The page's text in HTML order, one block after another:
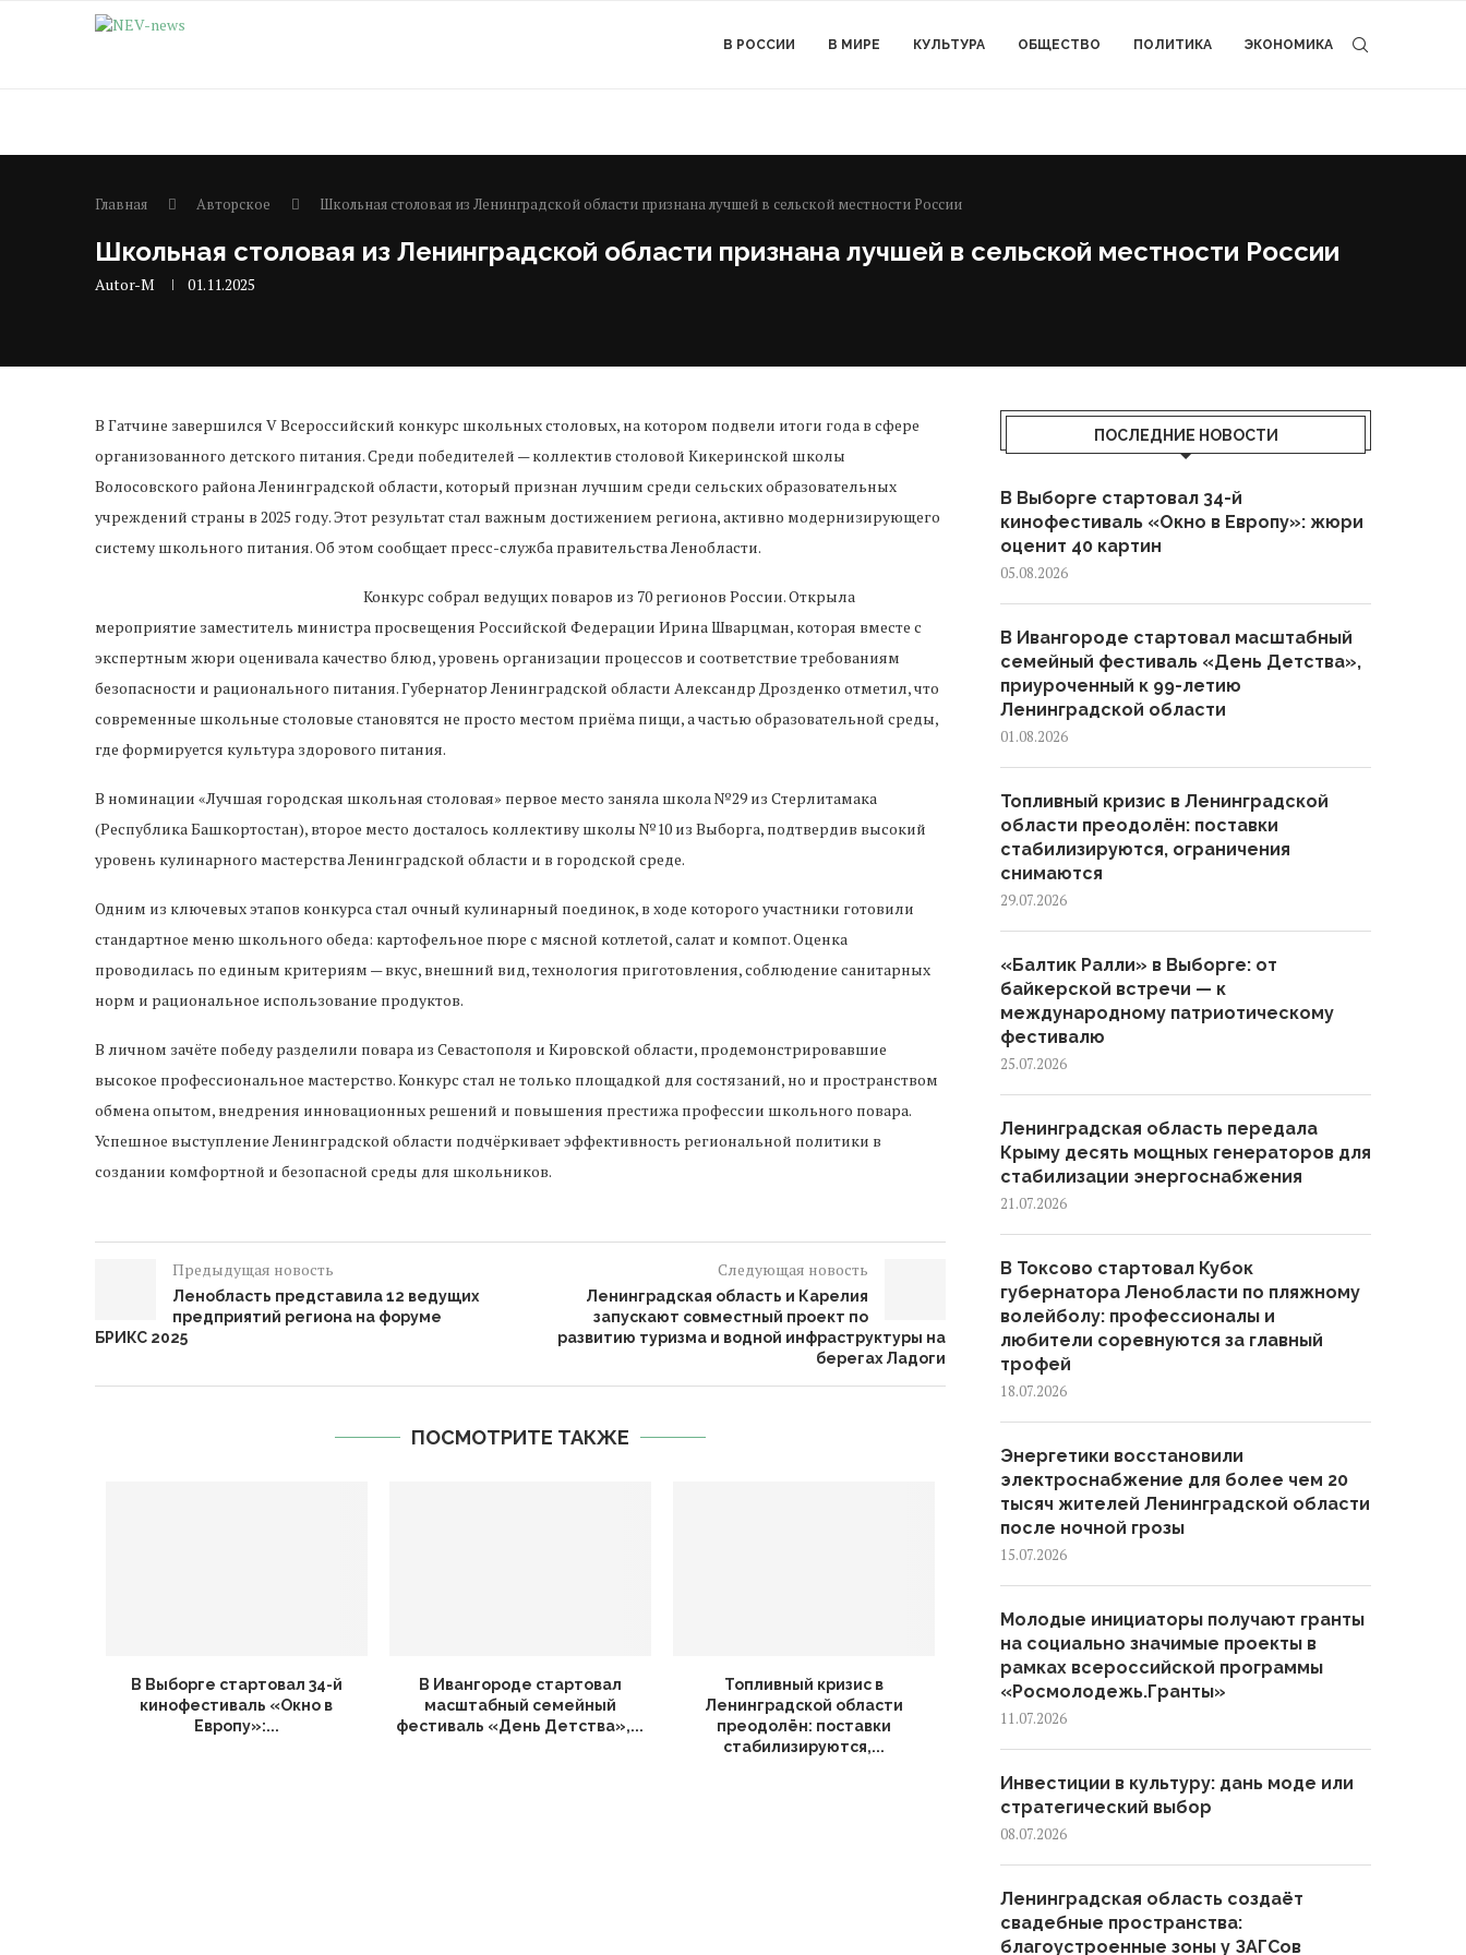
В РОССИИ В МИРЕ КУЛЬТУРА ОБЩЕСТВО ПОЛИТИКА ЭКОНОМИКА
Главная Авторское Школьная столовая из Ленинградской области признана лучшей в сельской местности России
Школьная столовая из Ленинградской области признана лучшей в сельской местности России
Autor-M 01.11.2025
В Гатчине завершился V Всероссийский конкурс школьных столовых, на котором подвели итоги года в сфере
организованного детского питания. Среди победителей — коллектив столовой Кикеринской школы
Волосовского района Ленинградской области, который признан лучшим среди сельских образовательных
учреждений страны в 2025 году. Этот результат стал важным достижением региона, активно модернизирующего
систему школьного питания. Об этом сообщает пресс-служба правительства Ленобласти.
Конкурс собрал ведущих поваров из 70 регионов России. Открыла
мероприятие заместитель министра просвещения Российской Федерации Ирина Шварцман, которая вместе с
экспертным жюри оценивала качество блюд, уровень организации процессов и соответствие требованиям
безопасности и рационального питания. Губернатор Ленинградской области Александр Дрозденко отметил, что
современные школьные столовые становятся не просто местом приёма пищи, а частью образовательной среды,
где формируется культура здорового питания.
В номинации «Лучшая городская школьная столовая» первое место заняла школа №29 из Стерлитамака
(Республика Башкортостан), второе место досталось коллективу школы №10 из Выборга, подтвердив высокий
уровень кулинарного мастерства Ленинградской области и в городской среде.
Одним из ключевых этапов конкурса стал очный кулинарный поединок, в ходе которого участники готовили
стандартное меню школьного обеда: картофельное пюре с мясной котлетой, салат и компот. Оценка
проводилась по единым критериям — вкус, внешний вид, технология приготовления, соблюдение санитарных
норм и рациональное использование продуктов.
В личном зачёте победу разделили повара из Севастополя и Кировской области, продемонстрировавшие
высокое профессиональное мастерство. Конкурс стал не только площадкой для состязаний, но и пространством
обмена опытом, внедрения инновационных решений и повышения престижа профессии школьного повара.
Успешное выступление Ленинградской области подчёркивает эффективность региональной политики в
создании комфортной и безопасной среды для школьников.
Предыдущая новость
Ленобласть представила 12 ведущих
предприятий региона на форуме
БРИКС 2025
Следующая новость
Ленинградская область и Карелия
запускают совместный проект по
развитию туризма и водной инфраструктуры на
берегах Ладоги
ПОСМОТРИТЕ ТАКЖЕ
В Выборге стартовал 34-й
кинофестиваль «Окно в
Европу»:...
В Ивангороде стартовал
масштабный семейный
фестиваль «День Детства»,...
Топливный кризис в
Ленинградской области
преодолён: поставки
стабилизируются,...
ПОСЛЕДНИЕ НОВОСТИ
В Выборге стартовал 34-й
кинофестиваль «Окно в Европу»: жюри
оценит 40 картин
05.08.2026
В Ивангороде стартовал масштабный
семейный фестиваль «День Детства»,
приуроченный к 99-летию
Ленинградской области
01.08.2026
Топливный кризис в Ленинградской
области преодолён: поставки
стабилизируются, ограничения
снимаются
29.07.2026
«Балтик Ралли» в Выборге: от
байкерской встречи — к
международному патриотическому
фестивалю
25.07.2026
Ленинградская область передала
Крыму десять мощных генераторов для
стабилизации энергоснабжения
21.07.2026
В Токсово стартовал Кубок
губернатора Ленобласти по пляжному
волейболу: профессионалы и
любители соревнуются за главный
трофей
18.07.2026
Энергетики восстановили
электроснабжение для более чем 20
тысяч жителей Ленинградской области
после ночной грозы
15.07.2026
Молодые инициаторы получают гранты
на социально значимые проекты в
рамках всероссийской программы
«Росмолодежь.Гранты»
11.07.2026
Инвестиции в культуру: дань моде или
стратегический выбор
08.07.2026
Ленинградская область создаёт
свадебные пространства:
благоустроенные зоны у ЗАГСов